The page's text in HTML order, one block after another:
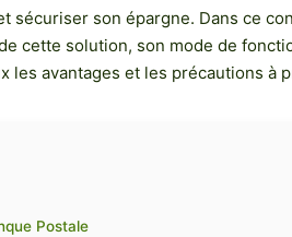
sécuriser son épargne. Dans ce
cette solution, son mode de
les avantages et les précautions
Postale